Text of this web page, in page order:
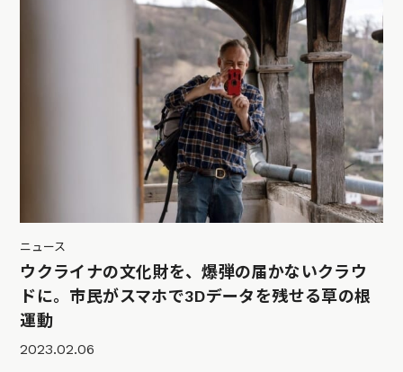
ニュース
ウクライナの文化財を、爆弾の届かないクラウ
ドに。市民がスマホで3Dデータを残せる草の根
運動
2023.02.06